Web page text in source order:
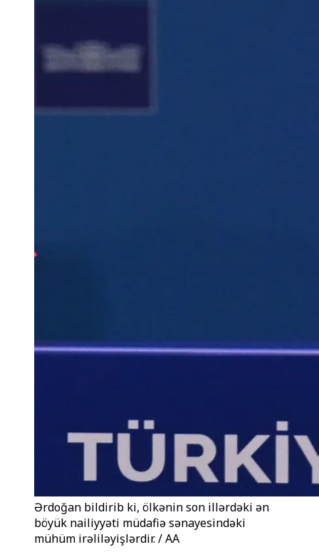
Ərdoğan bildirib ki, ölkənin son illərdəki ən
böyük nailiyyəti müdafiə sənayesindəki
mühüm irəliləyişlərdir. / AA